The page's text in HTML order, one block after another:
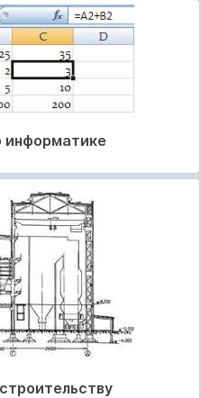
информатике